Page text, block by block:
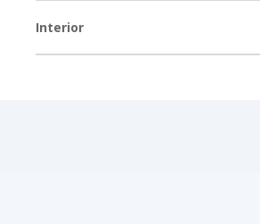
Interior